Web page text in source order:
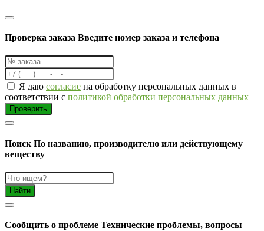
Проверка заказа Введите номер заказа и телефона
Я даю согласие на обработку персональных данных в
соответствии с политикой обработки персональных данных
Проверить
Поиск По названию, производителю или действующему
веществу
Найти
Cообщить о проблеме Технические проблемы, вопросы